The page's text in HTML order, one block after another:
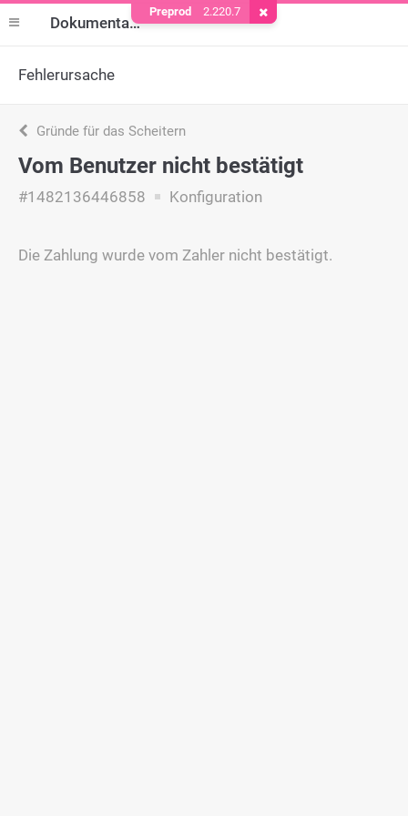
Dokumentation
Fehlerursache
Gründe für das Scheitern
Vom Benutzer nicht bestätigt
#1482136446858 Konfiguration
Die Zahlung wurde vom Zahler nicht bestätigt.
Preprod 2.220.7 Cookie entfernen